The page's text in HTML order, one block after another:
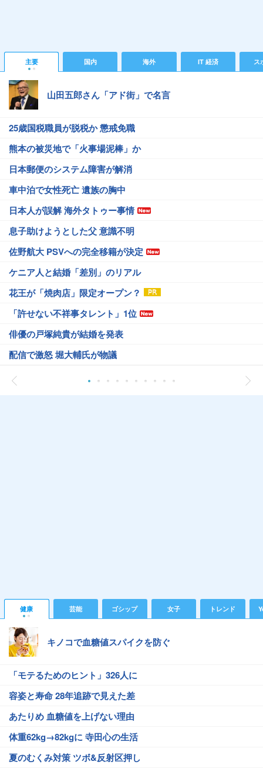
主要 国内 海外 IT 経済 ス
山田五郎さん「アド街」で名言
25歳国税職員が脱税か 懲戒免職
熊本の被災地で「火事場泥棒」か
日本郵便のシステム障害が解消
車中泊で女性死亡 遺族の胸中
日本人が誤解 海外タトゥー事情
息子助けようとした父 意識不明
佐野航大 PSVへの完全移籍が決定
ケニア人と結婚「差別」のリアル
花王が「焼肉店」限定オープン？
「許せない不祥事タレント」1位
俳優の戸塚純貴が結婚を発表
配信で激怒 堀大輔氏が物議
健康 芸能 ゴシップ 女子 トレンド
キノコで血糖値スパイクを防ぐ
「モテるためのヒント」326人に
容姿と寿命 28年追跡で見えた差
あたりめ 血糖値を上げない理由
体重62kg→82kgに 寺田心の生活
夏のむくみ対策 ツボ&反射区押し